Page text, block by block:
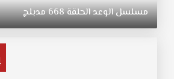
مسلسلالوعدالحلقة668مدبلج